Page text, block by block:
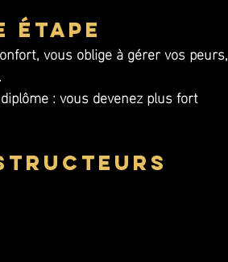
étape
vous oblige à gérer vos peurs,
: vous devenez plus fort